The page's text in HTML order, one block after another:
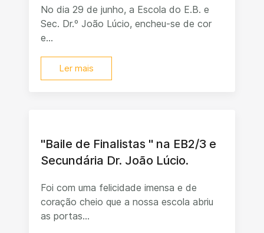
No dia 29 de junho, a Escola do E.B. e
Sec. Dr.º João Lúcio, encheu-se de cor
e...
Ler mais
"Baile de Finalistas " na EB2/3 e
Secundária Dr. João Lúcio.
Foi com uma felicidade imensa e de
coração cheio que a nossa escola abriu
as portas...